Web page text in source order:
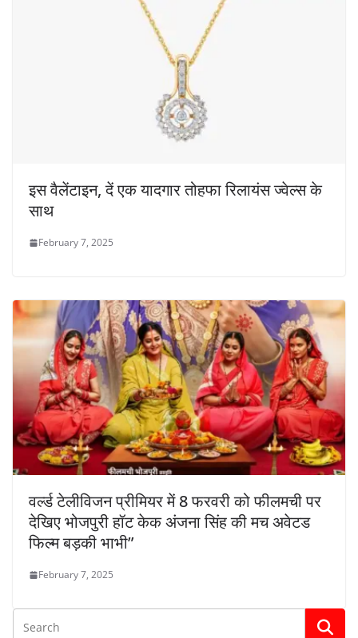
इस वैलेंटाइन, दें एक यादगार तोहफा रिलायंस ज्वेल्स के
साथ
February 7, 2025
वर्ल्ड टेलीविजन प्रीमियर में 8 फरवरी को फीलमची पर
देखिए भोजपुरी हॉट केक अंजना सिंह की मच अवेटड
फिल्म बड़की भाभी”
February 7, 2025